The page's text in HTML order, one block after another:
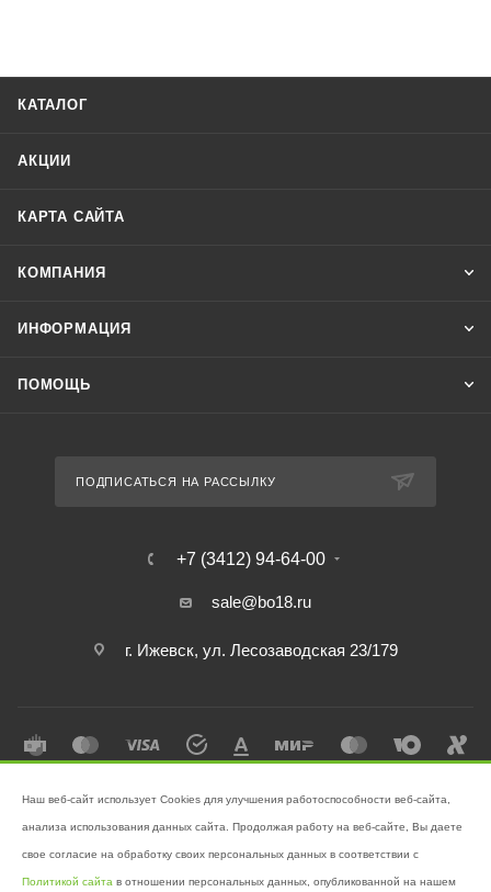
КАТАЛОГ
АКЦИИ
КАРТА САЙТА
КОМПАНИЯ
ИНФОРМАЦИЯ
ПОМОЩЬ
ПОДПИСАТЬСЯ НА РАССЫЛКУ
+7 (3412) 94-64-00
sale@bo18.ru
г. Ижевск, ул. Лесозаводская 23/179
поддержании чистоты!
Наш веб-сайт использует Cookies для улучшения работоспособности веб-сайта,
анализа использования данных сайта. Продолжая работу на веб-сайте, Вы даете
свое согласие на обработку своих персональных данных в соответствии с
Политикой сайта в отношении персональных данных, опубликованной на нашем